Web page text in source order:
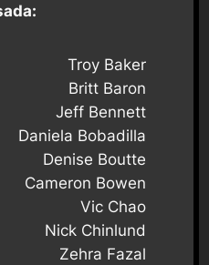
Troy Baker
Britt Baron
Jeff Bennett
Daniela Bobadilla
Denise Boutte
Cameron Bowen
Vic Chao
Nick Chinlund
Zehra Fazal